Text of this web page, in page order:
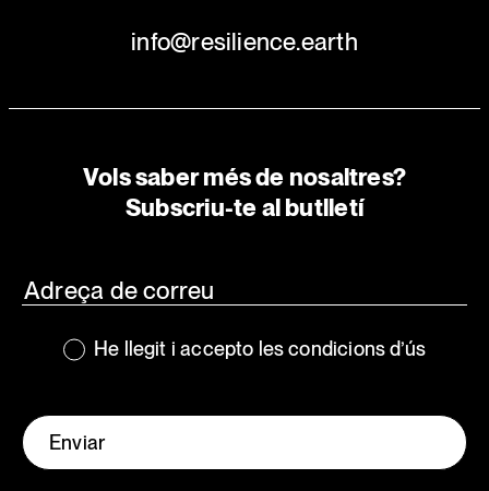
info@resilience.earth
Vols saber més de nosaltres?
Subscriu-te al butlletí
He llegit i accepto les condicions d’ús
Enviar